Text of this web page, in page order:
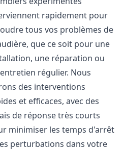
rapidement pour
tous vos problèmes de
que ce soit pour une
une réparation ou
régulier. Nous
des interventions
et efficaces, avec des
de réponse très courts
minimiser les temps d'arrêt
perturbations dans votre